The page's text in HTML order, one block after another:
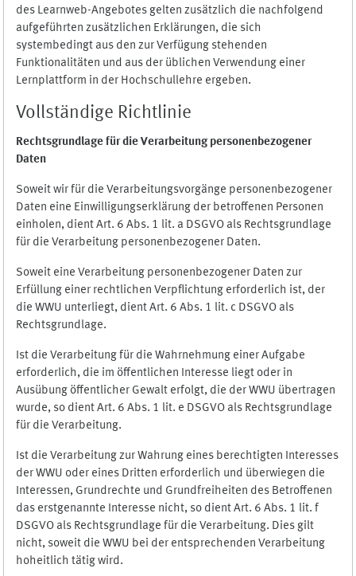
des Learnweb-Angebotes gelten zusätzlich die nachfolgend
aufgeführten zusätzlichen Erklärungen, die sich
systembedingt aus den zur Verfügung stehenden
Funktionalitäten und aus der üblichen Verwendung einer
Lernplattform in der Hochschullehre ergeben.
Vollständige Richtlinie
Rechtsgrundlage für die Verarbeitung personenbezogener
Daten
Soweit wir für die Verarbeitungsvorgänge personenbezogener
Daten eine Einwilligungserklärung der betroffenen Personen
einholen, dient Art. 6 Abs. 1 lit. a DSGVO als Rechtsgrundlage
für die Verarbeitung personenbezogener Daten.
Soweit eine Verarbeitung personenbezogener Daten zur
Erfüllung einer rechtlichen Verpflichtung erforderlich ist, der
die WWU unterliegt, dient Art. 6 Abs. 1 lit. c DSGVO als
Rechtsgrundlage.
Ist die Verarbeitung für die Wahrnehmung einer Aufgabe
erforderlich, die im öffentlichen Interesse liegt oder in
Ausübung öffentlicher Gewalt erfolgt, die der WWU übertragen
wurde, so dient Art. 6 Abs. 1 lit. e DSGVO als Rechtsgrundlage
für die Verarbeitung.
Ist die Verarbeitung zur Wahrung eines berechtigten Interesses
der WWU oder eines Dritten erforderlich und überwiegen die
Interessen, Grundrechte und Grundfreiheiten des Betroffenen
das erstgenannte Interesse nicht, so dient Art. 6 Abs. 1 lit. f
DSGVO als Rechtsgrundlage für die Verarbeitung. Dies gilt
nicht, soweit die WWU bei der entsprechenden Verarbeitung
hoheitlich tätig wird.